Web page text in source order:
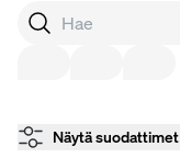
Näytä suodattimet